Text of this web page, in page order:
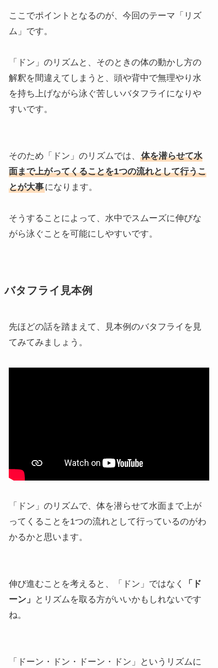
ここでポイントとなるのが、今回のテーマ「リズ
ム」です。
「ドン」のリズムと、そのときの体の動かし方の
解釈を間違えてしまうと、頭や背中で無理やり水
を持ち上げながら泳ぐ苦しいバタフライになりや
すいです。
そのため「ドン」のリズムでは、 体を潜らせて水
面まで上がってくることを1つの流れとして行うこ
とが大事になります。
そうすることによって、水中でスムーズに伸びな
がら泳ぐことを可能にしやすいです。
バタフライ見本例
先ほどの話を踏まえて、見本例のバタフライを見
てみてみましょう。
「ドン」のリズムで、体を潜らせて水面まで上が
ってくることを1つの流れとして行っているのがわ
かるかと思います。
伸び進むことを考えると、「ドン」ではなく
「ド
ーン」
とリズムを取る方がいいかもしれないです
ね。
「ドーン・ドン・ドーン・ドン」というリズムに